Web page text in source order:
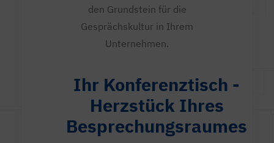
den Grundstein für die
Gesprächskultur in Ihrem
Unternehmen.
Ihr Konferenztisch -
Herzstück Ihres
Besprechungsraumes